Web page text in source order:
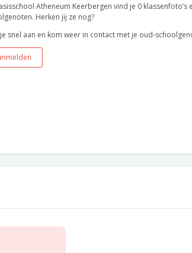
Atheneum Keerbergen vind je 0 klassenfoto’s
Herken jij ze nog?
snel aan en kom weer in contact met je oud-